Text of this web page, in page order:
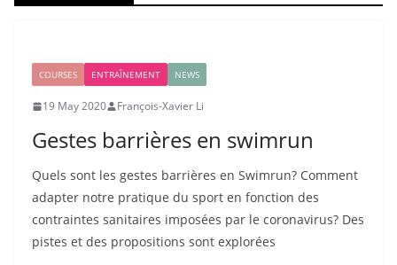
COURSES ENTRAÎNEMENT NEWS
19 May 2020 François-Xavier Li
Gestes barrières en swimrun
Quels sont les gestes barrières en Swimrun? Comment
adapter notre pratique du sport en fonction des
contraintes sanitaires imposées par le coronavirus? Des
pistes et des propositions sont explorées